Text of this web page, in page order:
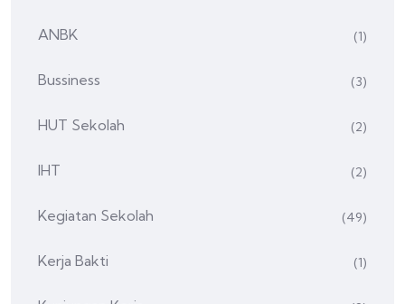
ANBK (1)
Bussiness (3)
HUT Sekolah (2)
IHT (2)
Kegiatan Sekolah (49)
Kerja Bakti (1)